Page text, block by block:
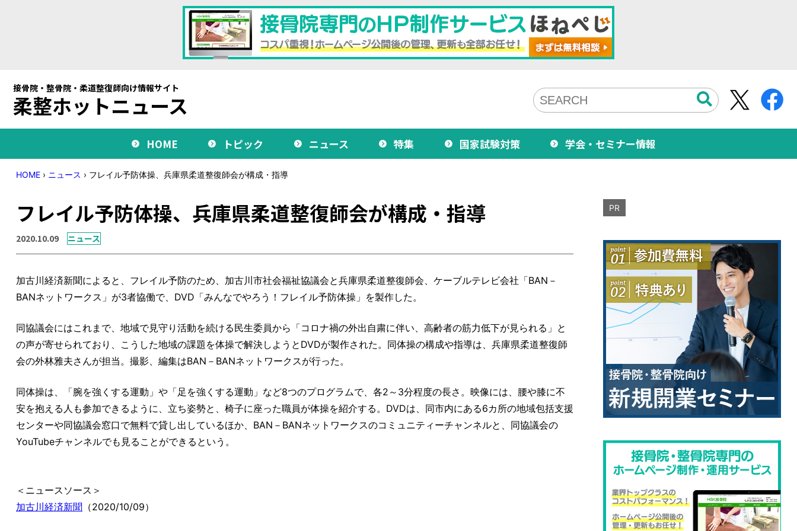
接骨院・整骨院・柔道整復師向け情報サイト
柔整ホットニュース
HOME トピック ニュース 特集 国家試験対策 学会・セミナー情報
HOME › ニュース › フレイル予防体操、兵庫県柔道整復師会が構成・指導
フレイル予防体操、兵庫県柔道整復師会が構成・指導
2020.10.09 ニュース
加古川経済新聞によると、フレイル予防のため、加古川市社会福祉協議会と兵庫県柔道整復師会、ケーブルテレビ会社「BAN－
BANネットワークス」が3者協働で、DVD「みんなでやろう！フレイル予防体操」を製作した。
同協議会にはこれまで、地域で見守り活動を続ける民生委員から「コロナ禍の外出自粛に伴い、高齢者の筋力低下が見られる」と
の声が寄せられており、こうした地域の課題を体操で解決しようとDVDが製作された。同体操の構成や指導は、兵庫県柔道整復師
会の外林雅夫さんが担当。撮影、編集はBAN－BANネットワークスが行った。
同体操は、「腕を強くする運動」や「足を強くする運動」など8つのプログラムで、各2～3分程度の長さ。映像には、腰や膝に不
安を抱える人も参加できるように、立ち姿勢と、椅子に座った職員が体操を紹介する。DVDは、同市内にある6カ所の地域包括支援
センターや同協議会窓口で無料で貸し出しているほか、BAN－BANネットワークスのコミュニティーチャンネルと、同協議会の
YouTubeチャンネルでも見ることができるという。
＜ニュースソース＞
加古川経済新聞 （2020/10/09）
PR